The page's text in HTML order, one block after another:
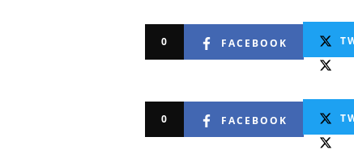
0 FACEBOOK
0 FACEBOOK